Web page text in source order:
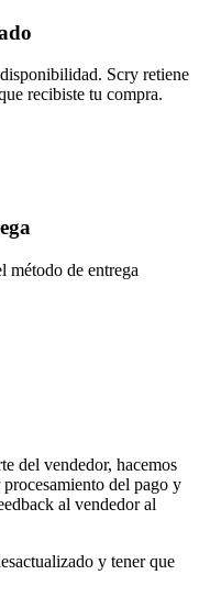
Scry retiene
recibiste tu compra.
método de entrega
del vendedor, hacemos
del pago y
al vendedor al
y tener que